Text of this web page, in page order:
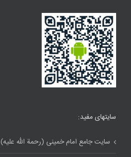
سایتهای مفید:
سایت جامع امام خمینی (رحمة الله علیه)